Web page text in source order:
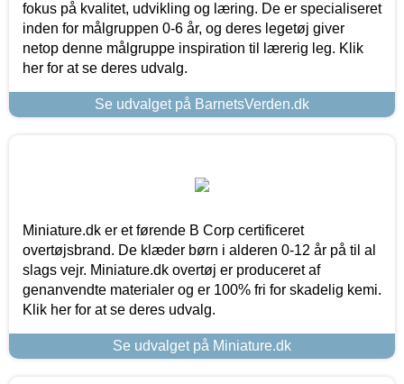
fokus på kvalitet, udvikling og læring. De er specialiseret
inden for målgruppen 0-6 år, og deres legetøj giver
netop denne målgruppe inspiration til lærerig leg. Klik
her for at se deres udvalg.
Se udvalget på BarnetsVerden.dk
Miniature.dk er et førende B Corp certificeret
overtøjsbrand. De klæder børn i alderen 0-12 år på til al
slags vejr. Miniature.dk overtøj er produceret af
genanvendte materialer og er 100% fri for skadelig kemi.
Klik her for at se deres udvalg.
Se udvalget på Miniature.dk